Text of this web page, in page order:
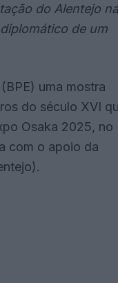
do Alentejo na
de um
uma mostra
do século XVI
Osaka 2025, no
com o apoio da